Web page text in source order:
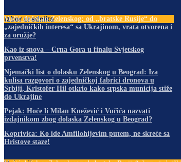
Izbor urednika
Vučić dočekao Zelenskog: od „bratske Rusije“ do
„zajedničkih interesa“ sa Ukrajinom, vrata otvorena i
za oružje?
Kao iz snova – Crna Gora u finalu Svjetskog
prvenstva!
Njemački list o dolasku Zelenskog u Beograd: Iza
kulisa razgovori o zajedničkoj fabrici dronova u
Srbiji, Kristofer Hil otkrio kako srpska municija stiže
do Ukrajine
Pejak: Hoće li Milan Knežević i Vučića nazvati
izdajnikom zbog dolaska Zelenskog u Beograd?
Koprivica: Ko ide Amfilohijevim putem, ne skreće sa
Hristove staze!